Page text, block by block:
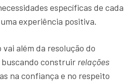
específicas de cada
experiência positiva.
vai além da resolução do
construir relações
na confiança e no respeito